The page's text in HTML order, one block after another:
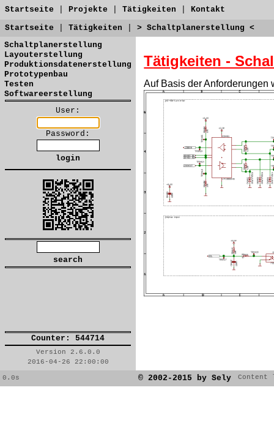
Startseite Projekte Tätigkeiten
Kontakt
Startseite
Tätigkeiten
> Schaltplanerstellung <
Schaltplanerstellung
Layouterstellung
Produktionsdatenerstellung
Prototypenbau
Testen
Softwareerstellung
User:
Password:
Tätigkeiten -
Auf Basis der Anforderungen
Counter: 544714
Version 2.6.0.0
2016-04-26 22:00:00
0.0s © 2002-2015 by Sely Content